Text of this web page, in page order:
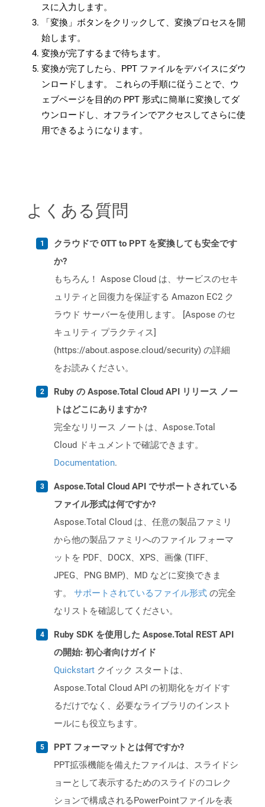
スに入力します。
「変換」ボタンをクリックして、変換プロセスを開
始します。
変換が完了するまで待ちます。
変換が完了したら、PPT ファイルをデバイスにダウ
ンロードします。 これらの手順に従うことで、ウ
ェブページを目的の PPT 形式に簡単に変換してダ
ウンロードし、オフラインでアクセスしてさらに使
用できるようになります。
よくある質問
クラウドで OTT to PPT を変換しても安全です
か?
もちろん！ Aspose Cloud は、サービスのセキ
ュリティと回復力を保証する Amazon EC2 ク
ラウド サーバーを使用します。 [Aspose のセ
キュリティ プラクティス]
(https://about.aspose.cloud/security) の詳細
をお読みください。
Ruby の Aspose.Total Cloud API リリース ノー
トはどこにありますか?
完全なリリース ノートは、Aspose.Total
Cloud ドキュメントで確認できます。
Documentation.
Aspose.Total Cloud API でサポートされている
ファイル形式は何ですか?
Aspose.Total Cloud は、任意の製品ファミリ
から他の製品ファミリへのファイル フォーマ
ットを PDF、DOCX、XPS、画像 (TIFF、
JPEG、PNG BMP)、MD などに変換できま
す。 サポートされているファイル形式 の完全
なリストを確認してください。
Ruby SDK を使用した Aspose.Total REST API
の開始: 初心者向けガイド
Quickstart クイック スタートは、
Aspose.Total Cloud API の初期化をガイドす
るだけでなく、必要なライブラリのインスト
ールにも役立ちます。
PPT フォーマットとは何ですか?
PPT拡張機能を備えたファイルは、スライドシ
ョーとして表示するためのスライドのコレク
ションで構成されるPowerPointファイルを表